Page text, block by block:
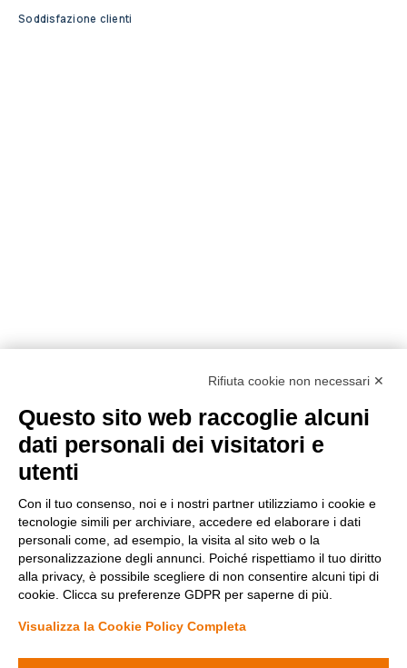
Soddisfazione clienti
Metodi di pagamento
Condizioni di vendita
Privacy Policy
Modifica preferenze Cookie
Rifiuta cookie non necessari ✕
Questo sito web raccoglie alcuni
dati personali dei visitatori e
utenti
Con il tuo consenso, noi e i nostri partner utilizziamo i cookie e
tecnologie simili per archiviare, accedere ed elaborare i dati
personali come, ad esempio, la visita al sito web o la
personalizzazione degli annunci. Poiché rispettiamo il tuo diritto
alla privacy, è possibile scegliere di non consentire alcuni tipi di
cookie. Clicca su preferenze GDPR per saperne di più.
Visualizza la Cookie Policy Completa